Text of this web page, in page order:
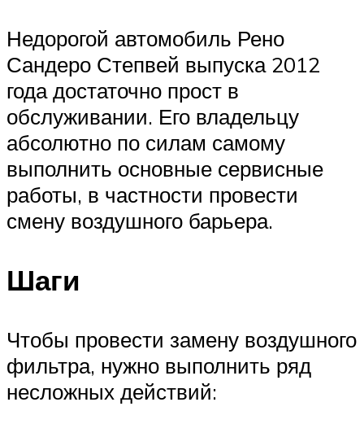
Недорогой автомобиль Рено
Сандеро Степвей выпуска 2012
года достаточно прост в
обслуживании. Его владельцу
абсолютно по силам самому
выполнить основные сервисные
работы, в частности провести
смену воздушного барьера.
Шаги
Чтобы провести замену воздушного
фильтра, нужно выполнить ряд
несложных действий: